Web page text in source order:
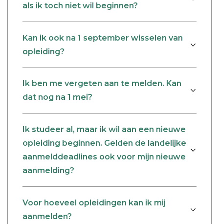
als ik toch niet wil beginnen?
Kan ik ook na 1 september wisselen van
opleiding?
Ik ben me vergeten aan te melden. Kan
dat nog na 1 mei?
Ik studeer al, maar ik wil aan een nieuwe
opleiding beginnen. Gelden de landelijke
aanmelddeadlines ook voor mijn nieuwe
aanmelding?
Voor hoeveel opleidingen kan ik mij
aanmelden?